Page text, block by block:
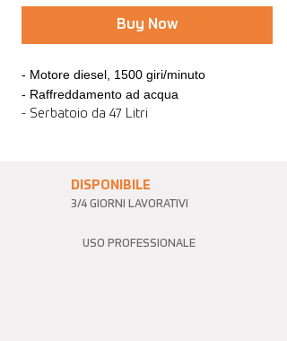
Buy Now
- Motore diesel, 1500 giri/minuto
- Raffreddamento ad acqua
- Serbatoio da 47 Litri
DISPONIBILE
3/4 GIORNI LAVORATIVI
USO PROFESSIONALE